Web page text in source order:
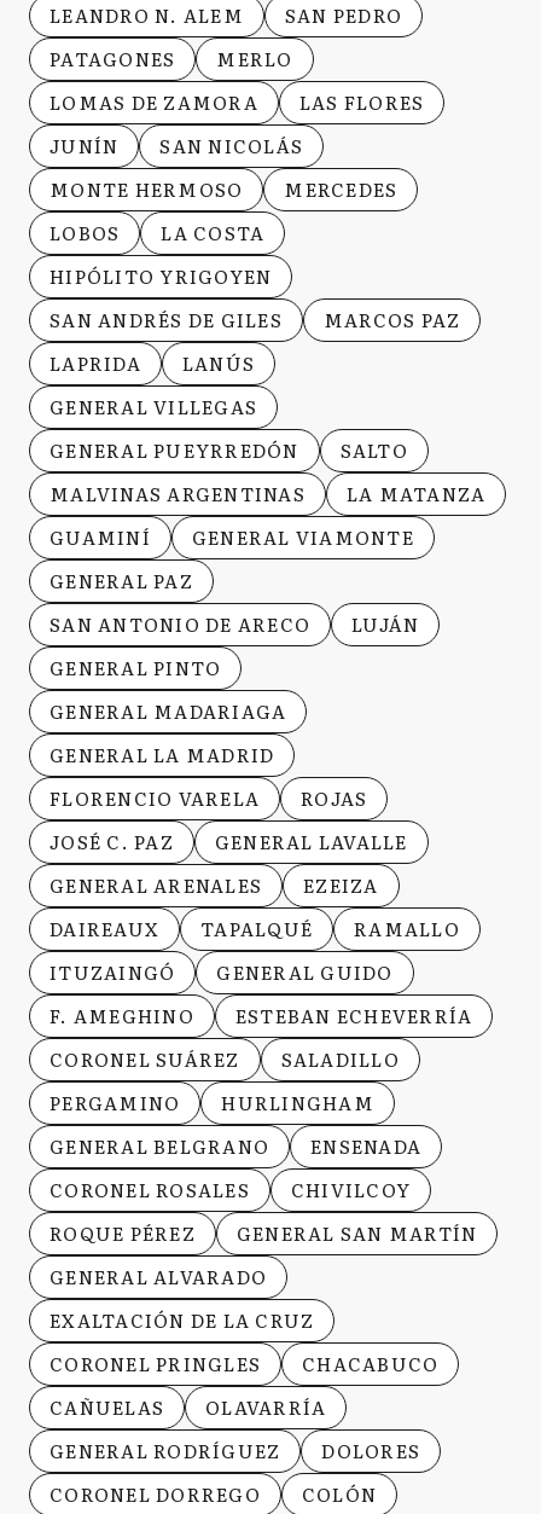
LEANDRO N. ALEM
SAN PEDRO
PATAGONES
MERLO
LOMAS DE ZAMORA
LAS FLORES
JUNÍN
SAN NICOLÁS
MONTE HERMOSO
MERCEDES
LOBOS
LA COSTA
HIPÓLITO YRIGOYEN
SAN ANDRÉS DE GILES
MARCOS PAZ
LAPRIDA
LANÚS
GENERAL VILLEGAS
GENERAL PUEYRREDÓN
SALTO
MALVINAS ARGENTINAS
LA MATANZA
GUAMINÍ
GENERAL VIAMONTE
GENERAL PAZ
SAN ANTONIO DE ARECO
LUJÁN
GENERAL PINTO
GENERAL MADARIAGA
GENERAL LA MADRID
FLORENCIO VARELA
ROJAS
JOSÉ C. PAZ
GENERAL LAVALLE
GENERAL ARENALES
EZEIZA
DAIREAUX
TAPALQUÉ
RAMALLO
ITUZAINGÓ
GENERAL GUIDO
F. AMEGHINO
ESTEBAN ECHEVERRÍA
CORONEL SUÁREZ
SALADILLO
PERGAMINO
HURLINGHAM
GENERAL BELGRANO
ENSENADA
CORONEL ROSALES
CHIVILCOY
ROQUE PÉREZ
GENERAL SAN MARTÍN
GENERAL ALVARADO
EXALTACIÓN DE LA CRUZ
CORONEL PRINGLES
CHACABUCO
CAÑUELAS
OLAVARRÍA
GENERAL RODRÍGUEZ
DOLORES
CORONEL DORREGO
COLÓN